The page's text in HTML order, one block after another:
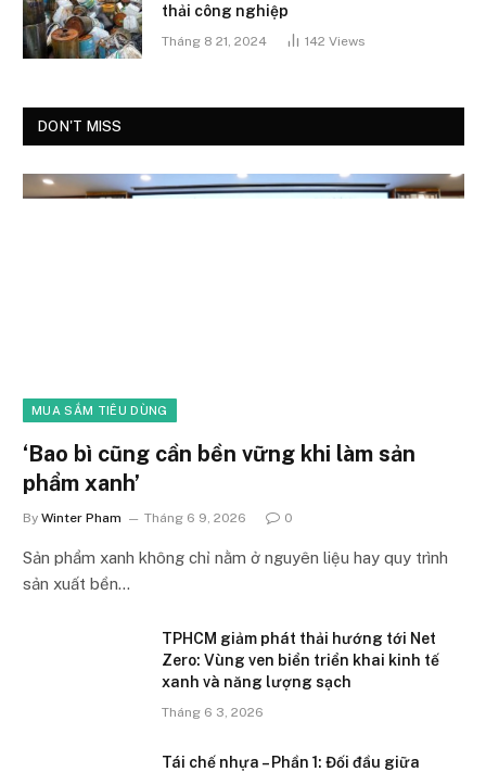
thải công nghiệp
Tháng 8 21, 2024 142 Views
DON'T MISS
MUA SẮM TIÊU DÙNG
‘Bao bì cũng cần bền vững khi làm sản
phẩm xanh’
By Winter Pham Tháng 6 9, 2026 0
Sản phẩm xanh không chỉ nằm ở nguyên liệu hay quy trình
sản xuất bền…
TPHCM giảm phát thải hướng tới Net
Zero: Vùng ven biển triển khai kinh tế
xanh và năng lượng sạch
Tháng 6 3, 2026
Tái chế nhựa – Phần 1: Đối đầu giữa